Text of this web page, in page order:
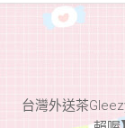
台灣外送茶